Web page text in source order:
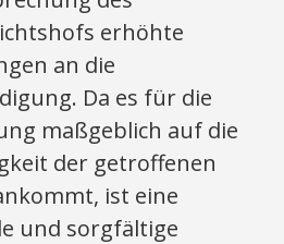
erhöhte
an die
Da es für die
maßgeblich auf die
der getroffenen
ist eine
und sorgfältige